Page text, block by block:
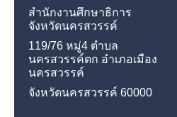
สำนักงานศึกษาธิการ
จังหวัดนครสวรรค์
119/76 หมู่4 ตำบล
นครสวรรค์ตก อำเภอเมือง
นครสวรรค์
จังหวัดนครสวรรค์ 60000